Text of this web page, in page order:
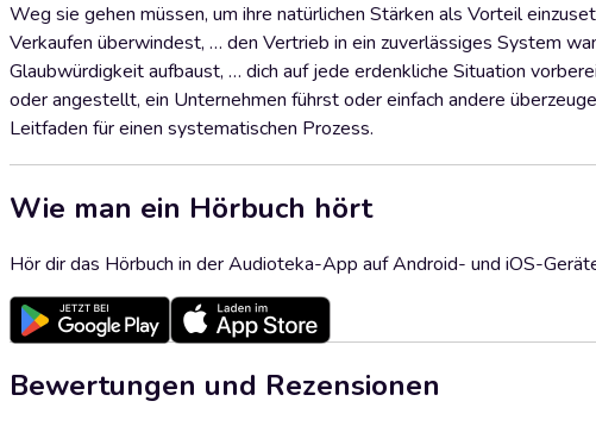
Weg sie gehen müssen, um ihre natürlichen Stärken als Vorteil
Verkaufen überwindest, … den Vertrieb in ein zuverlässiges System
Glaubwürdigkeit aufbaust, … dich auf jede erdenkliche Situation
oder angestellt, ein Unternehmen führst oder einfach andere
Leitfaden für einen systematischen Prozess.
Wie man ein Hörbuch hört
Hör dir das Hörbuch in der Audioteka-App auf Android- und iOS-
Bewertungen und Rezensionen